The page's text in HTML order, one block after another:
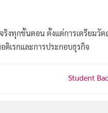
ริงทุกขั้นตอน ตั้งแต่การเตรียมวั
ดิเรกและการประกอบธุรกิจ
Student